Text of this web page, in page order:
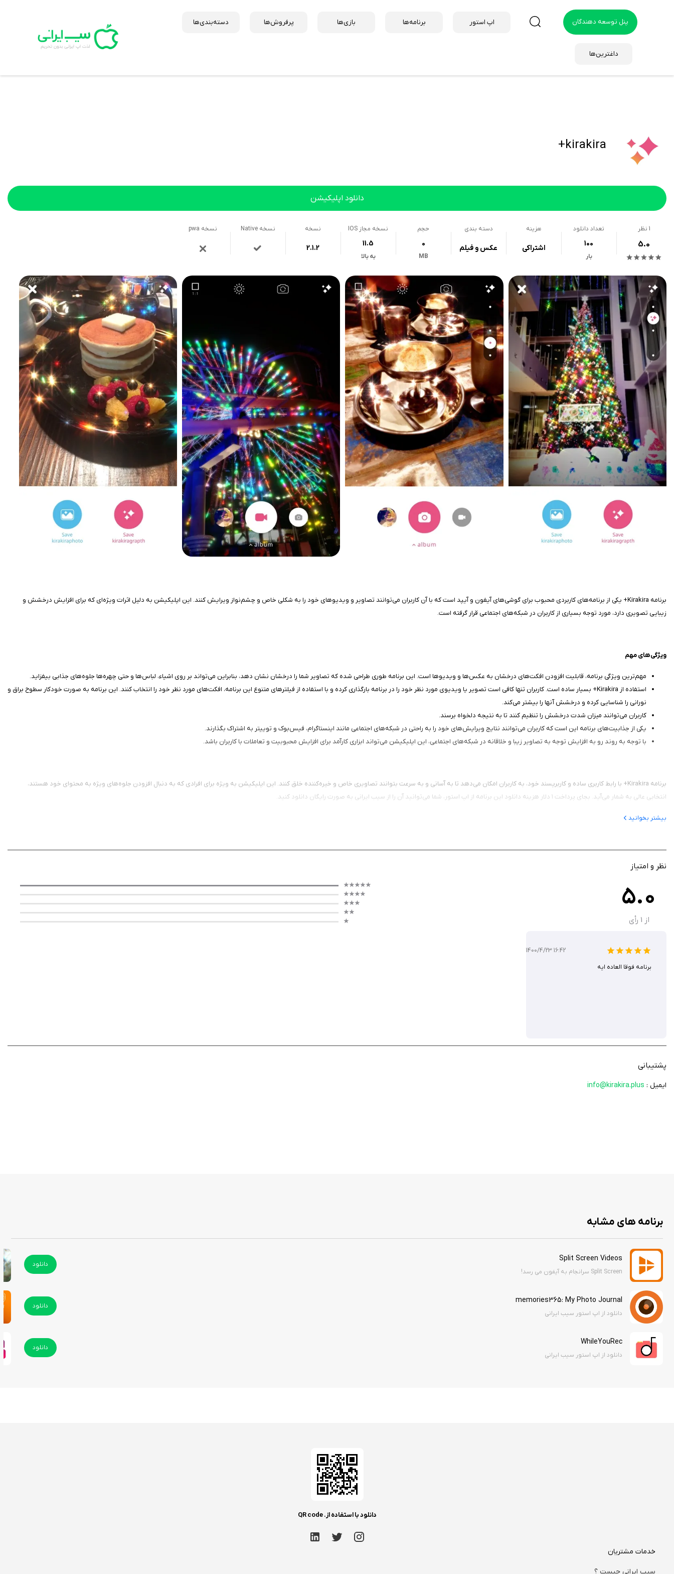
پنل توسعه دهندگان اپ استور برنامه‌ها بازی‌ها پرفروش‌ها دسته‌بندی‌ها
داغترین‌ها
kirakira+
دانلود اپلیکیشن
1 نظر
5.0
تعداد دانلود
100
بار
هزینه
اشتراکی
دسته بندی
عکس و فیلم
حجم
0
MB
نسخه مجاز IOS
11.5
به بالا
نسخه
2.1.2
نسخه Native نسخه pwa
برنامه Kirakira+ یکی از برنامه‌های کاربردی محبوب برای گوشی‌های آیفون و آیپد است که با آن کاربران می‌توانند تصاویر و ویدیوهای خود را به شکلی خاص و چشم‌نواز ویرایش کنند. این اپلیکیشن به دلیل اثرات ویژه‌ای که برای افزایش درخشش و
زیبایی تصویری دارد، مورد توجه بسیاری از کاربران در شبکه‌های اجتماعی قرار گرفته است.
ویژگی‌های مهم
مهم‌ترین ویژگی برنامه، قابلیت افزودن افکت‌های درخشان به عکس‌ها و ویدیوها است. این برنامه طوری طراحی شده که تصاویر شما را درخشان نشان دهد، بنابراین می‌تواند بر روی اشیاء، لباس‌ها و حتی چهره‌ها جلوه‌های جذابی بیفزاید.
استفاده از Kirakira+ بسیار ساده است. کاربران تنها کافی است تصویر یا ویدیوی مورد نظر خود را در برنامه بارگذاری کرده و با استفاده از فیلترهای متنوع این برنامه، افکت‌های مورد نظر خود را انتخاب کنند. این برنامه به صورت خودکار سطوح براق و
نورانی را شناسایی کرده و درخشش آنها را بیشتر می‌کند.
کاربران می‌توانند میزان شدت درخشش را تنظیم کنند تا به نتیجه دلخواه برسند.
یکی از جذابیت‌های برنامه این است که کاربران می‌توانند نتایج ویرایش‌های خود را به راحتی در شبکه‌های اجتماعی مانند اینستاگرام، فیس‌بوک و توییتر به اشتراک بگذارند.
با توجه به روند رو به افزایش توجه به تصاویر زیبا و خلاقانه در شبکه‌های اجتماعی، این اپلیکیشن می‌تواند ابزاری کارآمد برای افزایش محبوبیت و تعاملات با کاربران باشد.
برنامه Kirakira+ با رابط کاربری ساده و کاربرپسند خود، به کاربران امکان می‌دهد تا به آسانی و به سرعت بتوانند تصاویری خاص و خیره‌کننده خلق کنند. این اپلیکیشن به ویژه برای افرادی که به دنبال افزودن جلوه‌های ویژه به محتوای خود هستند،
انتخابی عالی به شمار می‌آید. بجای پرداخت ۱ دلار هزینه دانلود این برنامه از اپ استور، شما می‌توانید آن را از سیب ایرانی به صورت رایگان دانلود کنید.
بیشتر بخوانید
نظر و امتیاز
5.0
از 1 رأی
1400/4/23 16:42
برنامه فوقا العاده ایه
پشتیبانی
ایمیل : info@kirakira.plus
برنامه های مشابه
Split Screen Videos
Split Screen سرانجام به آیفون می رسد!
دانلود
memories365: My Photo Journal
دانلود از اپ استور سیب ایرانی
دانلود
WhileYouRec
دانلود از اپ استور سیب ایرانی
دانلود
دانلود با استفاده از. QR code
خدمات مشتریان
سیب ایرانی چیست ؟